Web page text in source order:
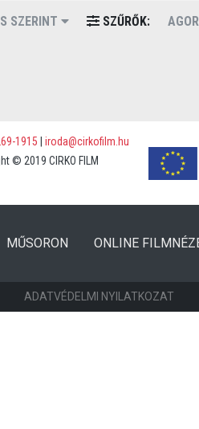
SZERINT SZŰRŐK:
1915
iroda@cirkofilm.hu
© 2019 CIRKO FILM
MŰSORON ONLINE
ADATVÉDELMI NYILATKOZAT